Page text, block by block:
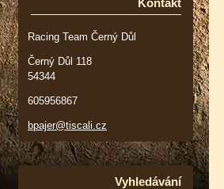
Kontakt
Racing Team Černý Důl
Černý Důl 118
54344
605956867
bpajer@tiscali.cz
Vyhledávání